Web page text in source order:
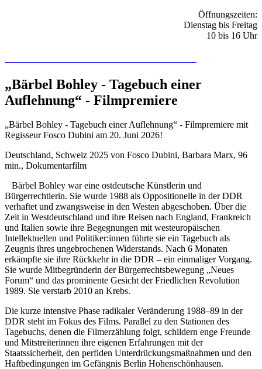
Öffnungszeiten:
Dienstag bis Freitag
10 bis 16 Uhr
„Bärbel Bohley - Tagebuch einer
Auflehnung“ - Filmpremiere
„Bärbel Bohley - Tagebuch einer Auflehnung“ - Filmpremiere mit
Regisseur Fosco Dubini am 20. Juni 2026!
Deutschland, Schweiz 2025 von Fosco Dubini, Barbara Marx, 96
min., Dokumentarfilm
Bärbel Bohley war eine ostdeutsche Künstlerin und
Bürgerrechtlerin. Sie wurde 1988 als Oppositionelle in der DDR
verhaftet und zwangsweise in den Westen abgeschoben. Über die
Zeit in Westdeutschland und ihre Reisen nach England, Frankreich
und Italien sowie ihre Begegnungen mit westeuropäischen
Intellektuellen und Politiker:innen führte sie ein Tagebuch als
Zeugnis ihres ungebrochenen Widerstands. Nach 6 Monaten
erkämpfte sie ihre Rückkehr in die DDR – ein einmaliger Vorgang.
Sie wurde Mitbegründerin der Bürgerrechtsbewegung „Neues
Forum“ und das prominente Gesicht der Friedlichen Revolution
1989. Sie verstarb 2010 an Krebs.
Die kurze intensive Phase radikaler Veränderung 1988–89 in der
DDR steht im Fokus des Films. Parallel zu den Stationen des
Tagebuchs, denen die Filmerzählung folgt, schildern enge Freunde
und Mitstreiterinnen ihre eigenen Erfahrungen mit der
Staatssicherheit, den perfiden Unterdrückungsmaßnahmen und den
Haftbedingungen im Gefängnis Berlin­ Hohenschönhausen.